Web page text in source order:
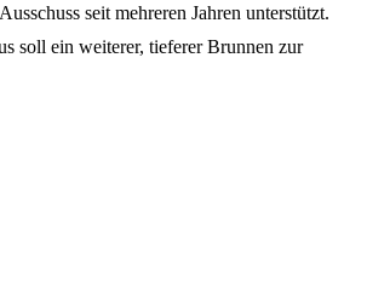
seit mehreren Jahren unterstützt.
soll ein weiterer, tieferer Brunnen zur